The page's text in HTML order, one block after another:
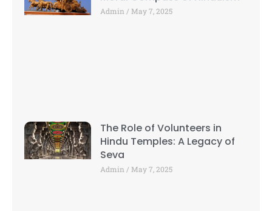
Admin May 7, 2025
The Role of Volunteers in
Hindu Temples: A Legacy of
Seva
Admin May 7, 2025